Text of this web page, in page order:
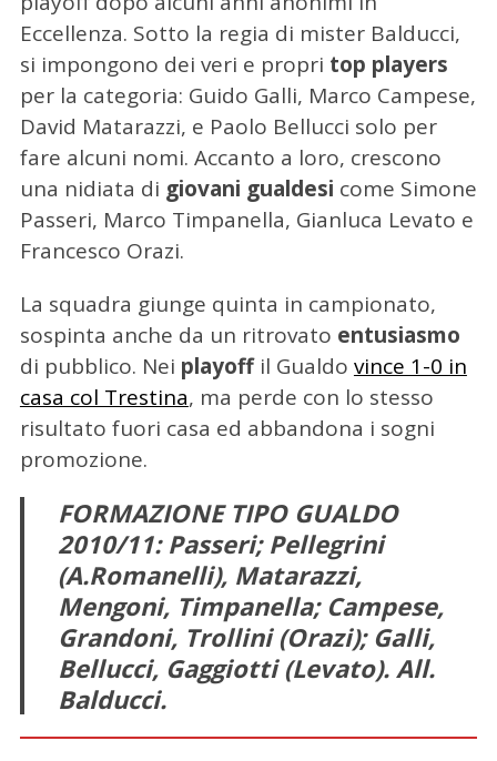
Eccellenza. Sotto la regia di mister Balducci,
si impongono dei veri e propri top players
per la categoria: Guido Galli, Marco Campese,
David Matarazzi, e Paolo Bellucci solo per
fare alcuni nomi. Accanto a loro, crescono
una nidiata di giovani gualdesi come Simone
Passeri, Marco Timpanella, Gianluca Levato e
Francesco Orazi.
La squadra giunge quinta in campionato,
sospinta anche da un ritrovato entusiasmo
di pubblico. Nei playoff il Gualdo vince 1-0 in
casa col Trestina, ma perde con lo stesso
risultato fuori casa ed abbandona i sogni
promozione.
FORMAZIONE TIPO GUALDO
2010/11: Passeri; Pellegrini
(A.Romanelli), Matarazzi,
Mengoni, Timpanella; Campese,
Grandoni, Trollini (Orazi); Galli,
Bellucci, Gaggiotti (Levato). All.
Balducci.
C
e
r
c